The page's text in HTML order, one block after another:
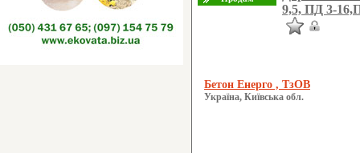
9,5, ПД 3-
Бетон Енерго , ТзОВ
Україна, Київська обл.